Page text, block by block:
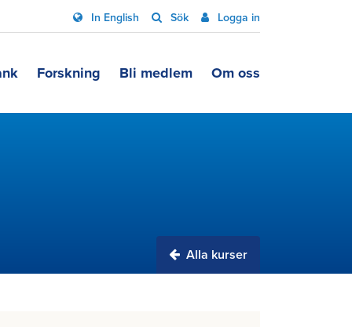
In English Sök Logga in
Forskning Bli medlem Om oss
Alla kurser